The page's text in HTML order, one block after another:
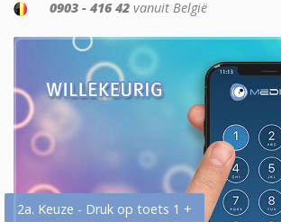
0903 - 416 42 vanuit België
2a. Keuze - Druk op toets 1 +